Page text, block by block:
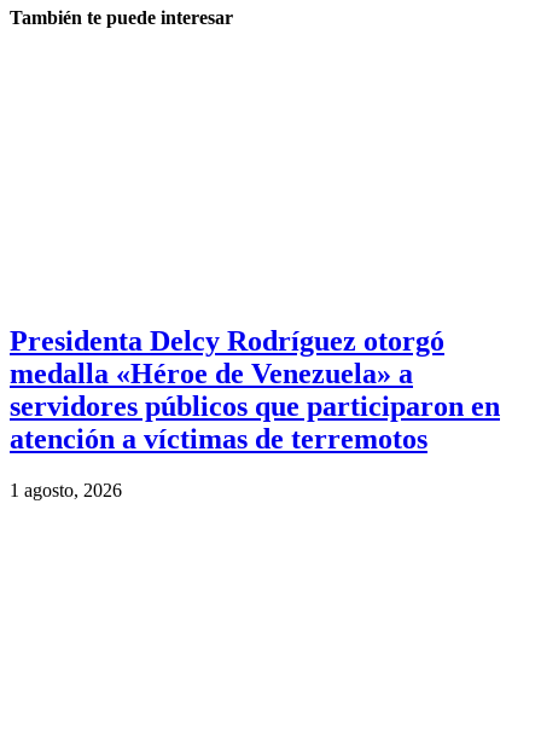
También te puede interesar
Presidenta Delcy Rodríguez otorgó
medalla «Héroe de Venezuela» a
servidores públicos que participaron en
atención a víctimas de terremotos
1 agosto, 2026